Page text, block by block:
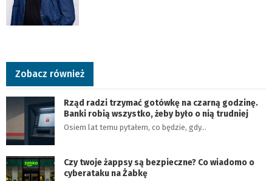
Zobacz również
Rząd radzi trzymać gotówkę na czarną godzinę.
Banki robią wszystko, żeby było o nią trudniej
Osiem lat temu pytałem, co będzie, gdy…
Czy twoje żappsy są bezpieczne? Co wiadomo o
cyberataku na Żabkę